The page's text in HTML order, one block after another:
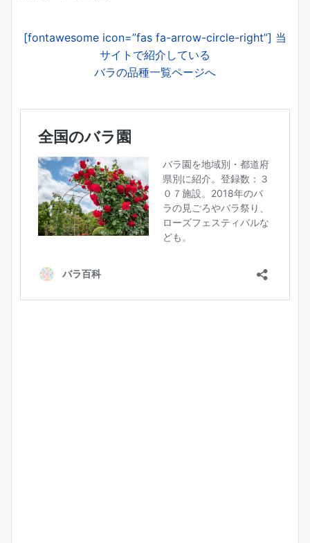
[fontawesome icon=”fas fa-arrow-circle-right”] 当
サイトで紹介している
バラの品種一覧ページへ